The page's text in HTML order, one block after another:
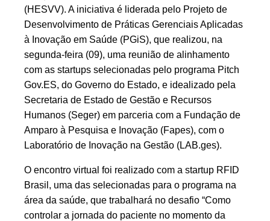
(HESVV). A iniciativa é liderada pelo Projeto de
Desenvolvimento de Práticas Gerenciais Aplicadas
à Inovação em Saúde (PGiS), que realizou, na
segunda-feira (09), uma reunião de alinhamento
com as startups selecionadas pelo programa Pitch
Gov.ES, do Governo do Estado, e idealizado pela
Secretaria de Estado de Gestão e Recursos
Humanos (Seger) em parceria com a Fundação de
Amparo à Pesquisa e Inovação (Fapes), com o
Laboratório de Inovação na Gestão (LAB.ges).
O encontro virtual foi realizado com a startup RFID
Brasil, uma das selecionadas para o programa na
área da saúde, que trabalhará no desafio “Como
controlar a jornada do paciente no momento da